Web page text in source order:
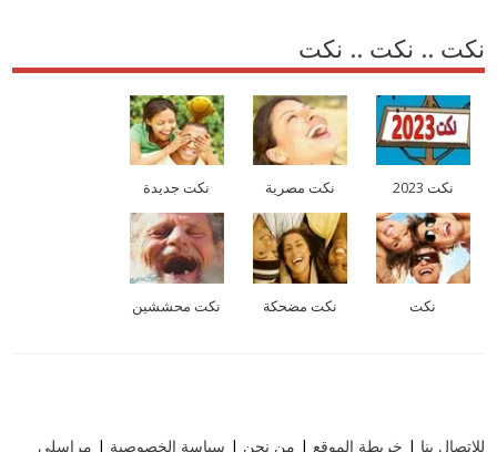
نكت .. نكت .. نكت
نكت 2023 نكت مصرية نكت جديدة
نكت نكت مضحكة نكت محششين
للاتصال بنا | خريطة الموقع | من نحن | سياسة الخصوصية | مراسلي